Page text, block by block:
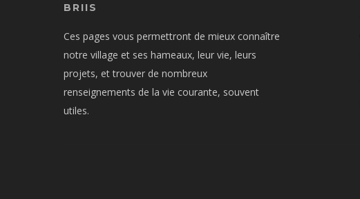
BRIIS
Ces pages vous permettront de mieux connaître
notre village et ses hameaux, leur vie, leurs
projets, et trouver de nombreux
renseignements de la vie courante, souvent
utiles.